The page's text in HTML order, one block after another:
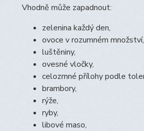
Vhodně může zapadnout:
zelenina každý den,
ovoce v rozumném množství,
luštěniny,
ovesné vločky,
celozrnné přílohy podle
brambory,
rýže,
ryby,
libové maso,